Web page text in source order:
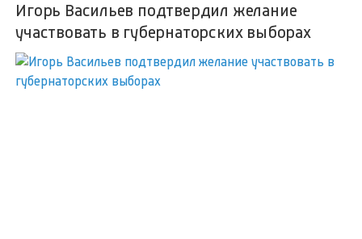
Игорь Васильев подтвердил желание
участвовать в губернаторских выборах